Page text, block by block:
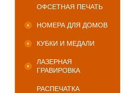
ОФСЕТНАЯ ПЕЧАТЬ
НОМЕРА ДЛЯ ДОМОВ
КУБКИ И МЕДАЛИ
ЛАЗЕРНАЯ
ГРАВИРОВКА
РАСПЕЧАТКА